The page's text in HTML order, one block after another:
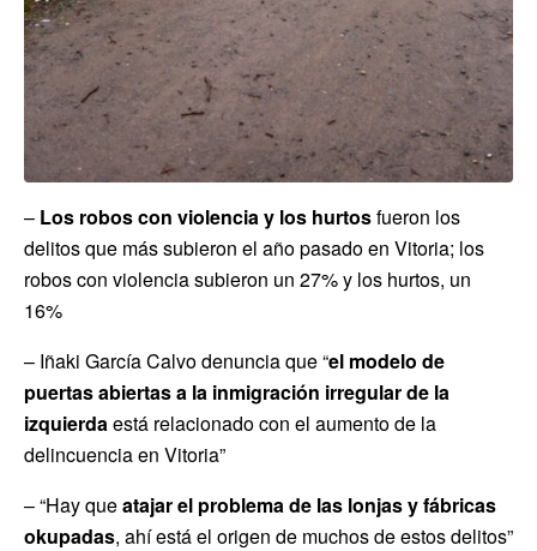
– Los robos con violencia y los hurtosfueron los
delitos que más subieron el año pasado en Vitoria; los
robos con violencia subieron un 27% y los hurtos, un
16%
– Iñaki García Calvo denuncia que “el modelo de
puertas abiertas a la inmigración irregular de la
izquierdaestá relacionado con el aumento de la
delincuencia en Vitoria”
– “Hay queatajar el problema de las lonjas y fábricas
okupadas, ahí está el origen de muchos de estos delitos”